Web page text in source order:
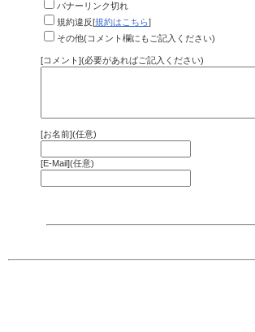
バナーリンク切れ
規約違反[規約はこちら]
その他(コメント欄にもご記入ください)
[コメント](必要があればご記入ください)
[お名前](任意)
[E-Mail](任意)